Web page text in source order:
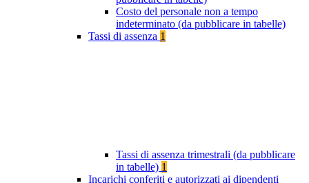
Costo del personale non a tempo
indeterminato (da pubblicare in tabelle)
Tassi di assenza 1
Tassi di assenza trimestrali (da pubblicare
in tabelle) 1
Incarichi conferiti e autorizzati ai dipendenti